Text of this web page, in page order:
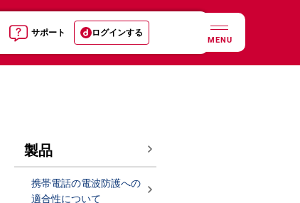
サポート ログインする
MENU
製品
携帯電話の電波防護への
適合性について